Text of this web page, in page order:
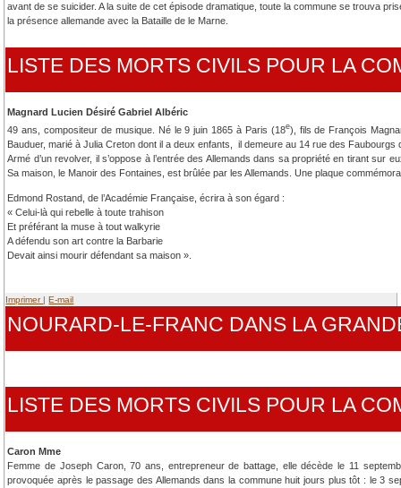
avant de se suicider. A la suite de cet épisode dramatique, toute la commune se trouva
la présence allemande avec la Bataille de le Marne.
LISTE DES MORTS CIVILS POUR LA
Magnard Lucien Désiré Gabriel Albéric
49 ans, compositeur de musique. Né le 9 juin 1865 à Paris (18e), fils de François
Bauduer, marié à Julia Creton dont il a deux enfants, il demeure au 14 rue des Faubourgs
Armé d’un revolver, il s’oppose à l’entrée des Allemands dans sa propriété en tirant sur
Sa maison, le Manoir des Fontaines, est brûlée par les Allemands. Une plaque
Edmond Rostand, de l’Académie Française, écrira à son égard :
« Celui-là qui rebelle à toute trahison
Et préférant la muse à tout walkyrie
A défendu son art contre la Barbarie
Devait ainsi mourir défendant sa maison ».
Imprimer E-mail
NOURARD-LE-FRANC DANS LA
LISTE DES MORTS CIVILS POUR LA
Caron Mme
Femme de Joseph Caron, 70 ans, entrepreneur de battage, elle décède le 11
provoquée après le passage des Allemands dans la commune huit jours plus tôt : le 3